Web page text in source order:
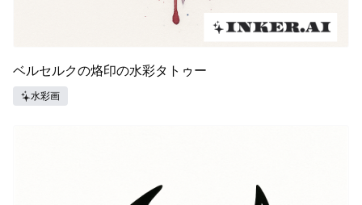
ベルセルクの烙印の水彩タトゥー
水彩画